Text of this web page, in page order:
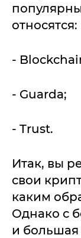
относятся:
-
- Guarda;
- Trust.
Итак, вы
свои
каким
Однако с
и большая